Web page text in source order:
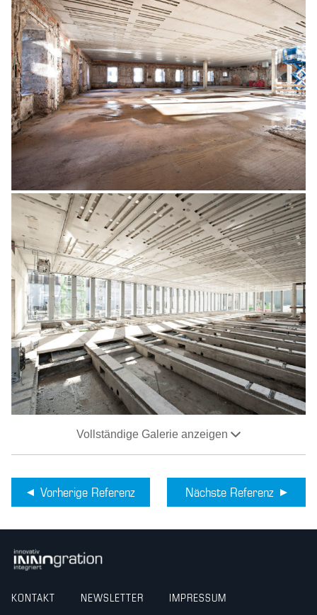
Vollständige Galerie anzeigen
Vorherige Referenz Nächste Referenz
KONTAKT NEWSLETTER IMPRESSUM